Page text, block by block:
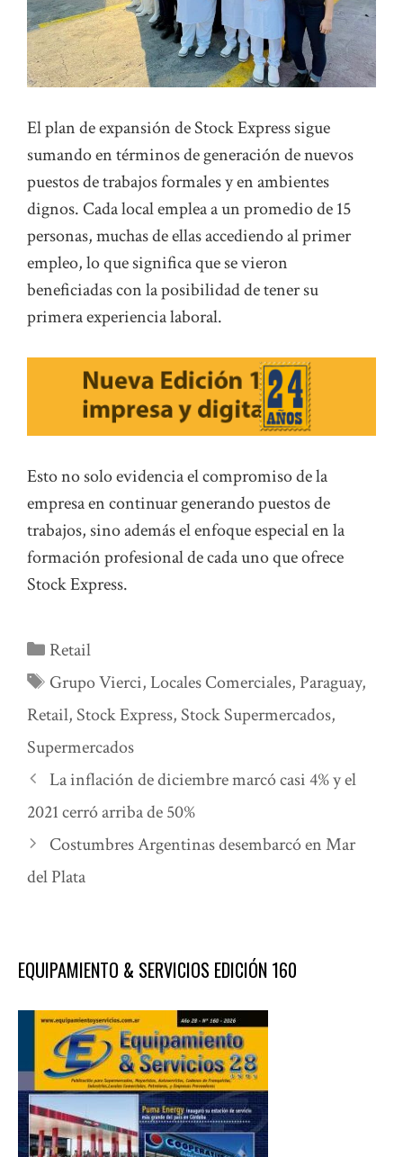
El plan de expansión de Stock Express sigue
sumando en términos de generación de nuevos
puestos de trabajos formales y en ambientes
dignos. Cada local emplea a un promedio de 15
personas, muchas de ellas accediendo al primer
empleo, lo que significa que se vieron
beneficiadas con la posibilidad de tener su
primera experiencia laboral.
Esto no solo evidencia el compromiso de la
empresa en continuar generando puestos de
trabajos, sino además el enfoque especial en la
formación profesional de cada uno que ofrece
Stock Express.
Categorías
Retail
Etiquetas
Grupo Vierci,Locales Comerciales, Paraguay,
Retail, Stock Express, Stock Supermercados,
Supermercados
La inflación de diciembre marcó casi 4% y el
2021 cerró arriba de 50%
Costumbres Argentinas desembarcó en Mar
del Plata
EQUIPAMIENTO & SERVICIOS EDICIÓN 160